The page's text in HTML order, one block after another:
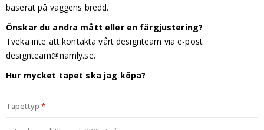
baserat på väggens bredd.
Önskar du andra mått eller en färgjustering?
Tveka inte att kontakta vårt designteam via e-post
designteam@namly.se.
Hur mycket tapet ska jag köpa?
Tapettyp